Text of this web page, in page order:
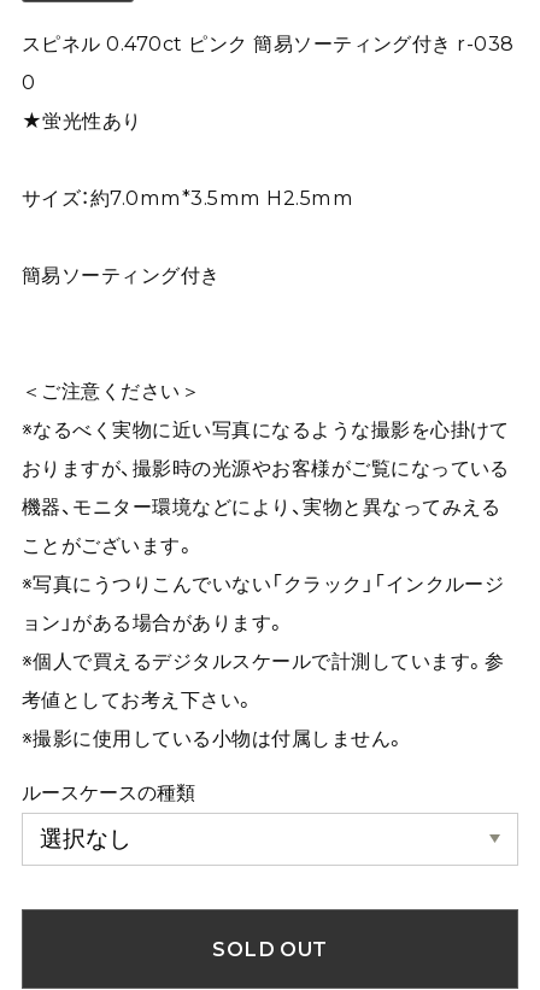
スピネル 0.470ct ピンク 簡易ソーティング付き r-038
0
★蛍光性あり
サイズ：約7.0mm*3.5mm H2.5mm
簡易ソーティング付き
＜ご注意ください＞
※なるべく実物に近い写真になるような撮影を心掛けて
おりますが、撮影時の光源やお客様がご覧になっている
機器、モニター環境などにより、実物と異なってみえる
ことがございます。
※写真にうつりこんでいない「クラック」「インクルージ
ョン」がある場合があります。
※個人で買えるデジタルスケールで計測しています。参
考値としてお考え下さい。
※撮影に使用している小物は付属しません。
ルースケースの種類
SOLD OUT